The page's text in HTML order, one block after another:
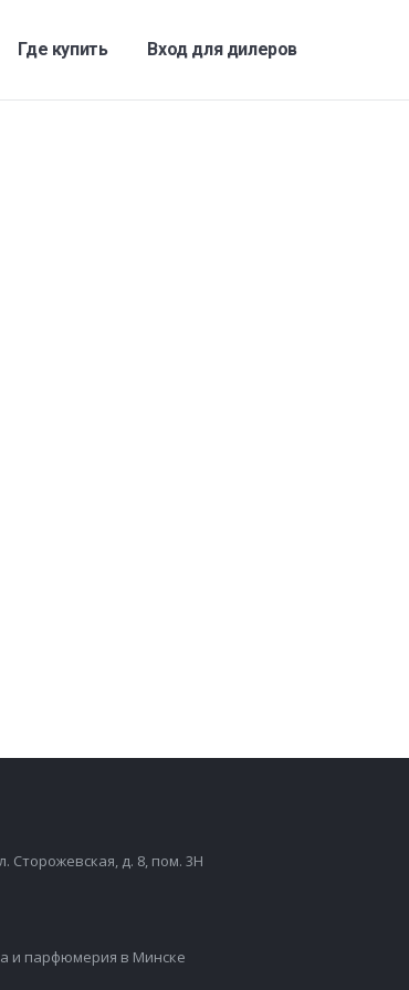
Где купить Вход для дилеров
Сторожевская, д. 8, пом. 3Н
и парфюмерия в Минске